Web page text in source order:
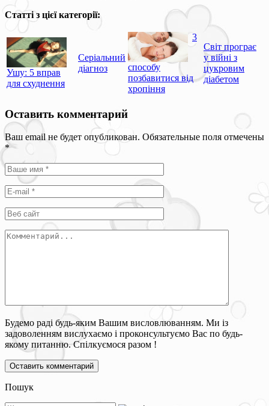
Статті з цієї категорії:
Ушу: 5 вправ
для схуднення
Серіальний
діагноз
3
способу
позбавитися від
хропіння
Світ програє
у війні з
цукровим
діабетом
Оставить комментарий
Ваш email не будет опубликован. Обязательные поля отмечены
*
Будемо раді будь-яким Вашим висловлюванням. Ми із
задоволенням вислухаємо і проконсультуємо Вас по будь-
якому питанню. Спілкуємося разом !
Пошук